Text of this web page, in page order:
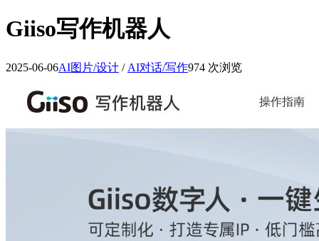
Giiso写作机器人
2025-06-06AI图片/设计 / AI对话/写作974 次浏览